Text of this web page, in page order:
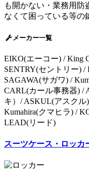
も開かない・業務用
なくて困っている等の
メーカー一覧
EIKO(エーコー) / King
SENTRY(セントリー) /
SAGAWA(サガワ) /
CARL(カール事務器) /
キ）/ ASKUL(アスク
Kumahira(クマヒラ) /
LEAD(リード)
スーツケース・ロッカ